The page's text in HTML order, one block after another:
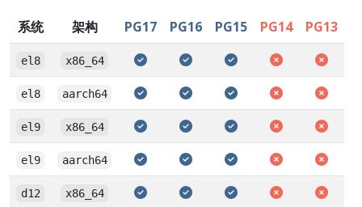
系统 架构 PG17 PG16 PG15 PG14 PG13
el8 x86_64
el8 aarch64
el9 x86_64
el9 aarch64
d12 x86_64